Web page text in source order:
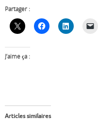
Partager :
J’aime ça :
Articles similaires